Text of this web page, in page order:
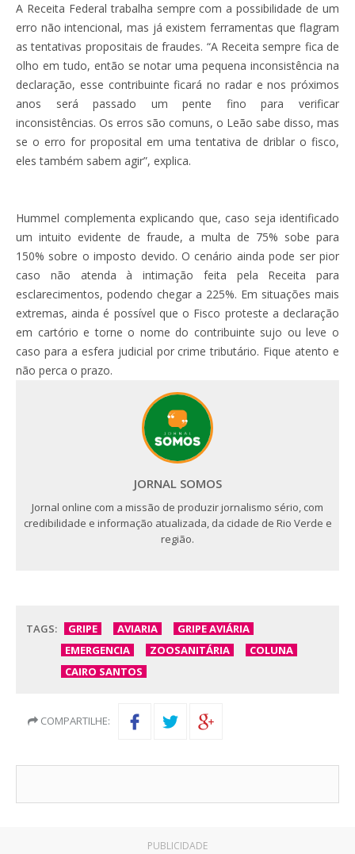
A Receita Federal trabalha sempre com a possibilidade de um
erro não intencional, mas já existem ferramentas que flagram
as tentativas propositais de fraudes. “A Receita sempre fica de
olho em tudo, então se notar uma pequena inconsistência na
declaração, esse contribuinte ficará no radar e nos próximos
anos será passado um pente fino para verificar
inconsistências. Os erros são comuns, o Leão sabe disso, mas
se o erro for proposital em uma tentativa de driblar o fisco,
eles também sabem agir”, explica.
Hummel complementa explicando que, caso seja identificado
um intuito evidente de fraude, a multa de 75% sobe para
150% sobre o imposto devido. O cenário ainda pode ser pior
caso não atenda à intimação feita pela Receita para
esclarecimentos, podendo chegar a 225%. Em situações mais
extremas, ainda é possível que o Fisco proteste a declaração
em cartório e torne o nome do contribuinte sujo ou leve o
caso para a esfera judicial por crime tributário. Fique atento e
não perca o prazo.
JORNAL SOMOS
Jornal online com a missão de produzir jornalismo sério, com
credibilidade e informação atualizada, da cidade de Rio Verde e
região.
TAGS: GRIPE AVIARIA
GRIPE AVIÁRIA
EMERGENCIA
ZOOSANITÁRIA
COLUNA
CAIRO SANTOS
COMPARTILHE:
PUBLICIDADE